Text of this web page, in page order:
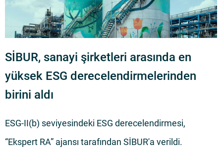
SİBUR, sanayi şirketleri arasında en
yüksek ESG derecelendirmelerinden
birini aldı
ESG-II(b) seviyesindeki ESG derecelendirmesi,
“Ekspert RA” ajansı tarafından SİBUR'a verildi.